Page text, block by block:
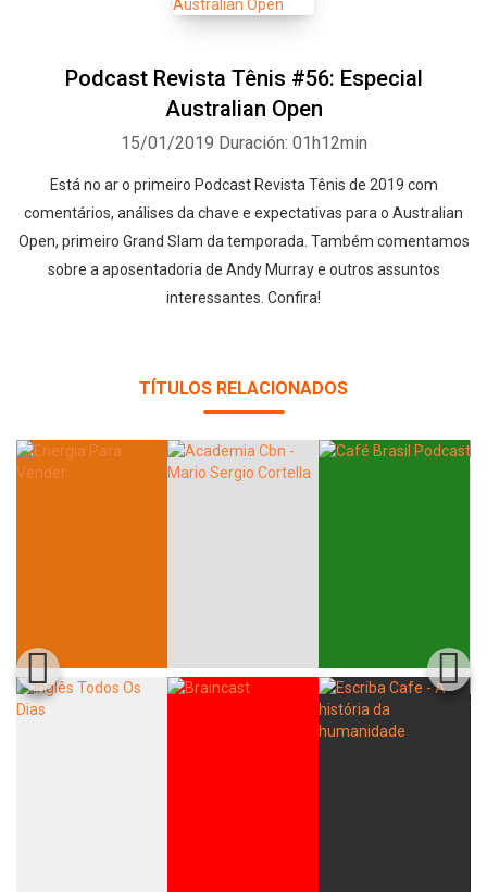
Podcast Revista Tênis #56: Especial
Australian Open
15/01/2019 Duración: 01h12min
Está no ar o primeiro Podcast Revista Tênis de 2019 com
comentários, análises da chave e expectativas para o Australian
Open, primeiro Grand Slam da temporada. Também comentamos
sobre a aposentadoria de Andy Murray e outros assuntos
interessantes. Confira!
TÍTULOS RELACIONADOS